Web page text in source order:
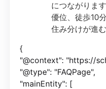
につながりま
優位、徒歩10
住み分けが進
{
"@context": "https://
"@type": "FAQPage",
"mainEntity": [